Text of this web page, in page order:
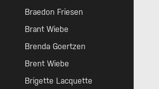
Braedon Friesen
Brant Wiebe
Brenda Goertzen
Brent Wiebe
Brigette Lacquette